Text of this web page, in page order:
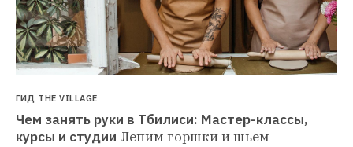
ГИД THE VILLAGE
Чем занять руки в Тбилиси: Мастер-классы,
курсы и студии Лепим горшки и шьем